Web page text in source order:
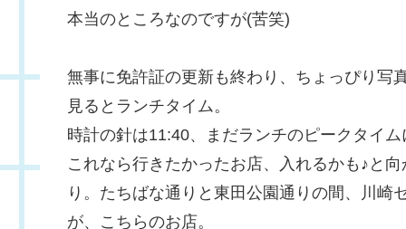
本当のところなのですが(苦笑)
無事に免許証の更新も終わり、ちょっぴり写
見るとランチタイム。
時計の針は11:40、まだランチのピークタイ
これなら行きたかったお店、入れるかも♪と
り。たちばな通りと東田公園通りの間、川
が、こちらのお店。